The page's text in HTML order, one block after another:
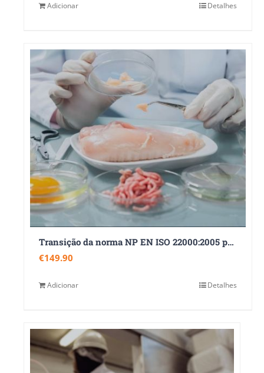
Adicionar Detalhes
Transição da norma NP EN ISO 22000:2005 para a nova versão NP EN ISO 22000:2018
€149.90
Adicionar Detalhes